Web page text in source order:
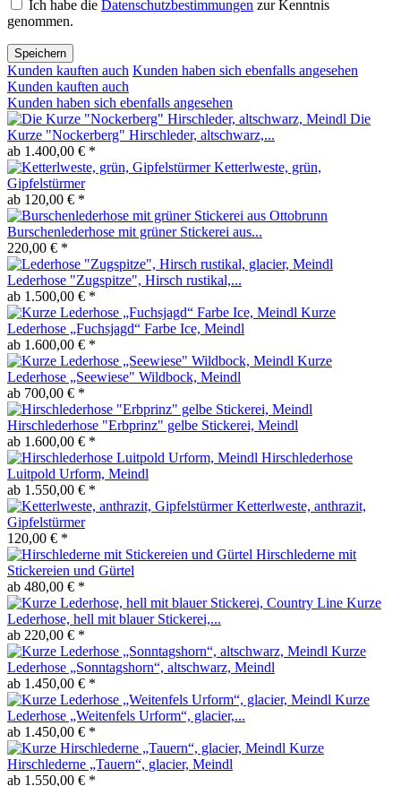
Ich habe die Datenschutzbestimmungen zur Kenntnis
genommen.
Speichern
Kunden kauften auch Kunden haben sich ebenfalls angesehen
Kunden kauften auch
Kunden haben sich ebenfalls angesehen
Die
Kurze "Nockerberg" Hirschleder, altschwarz,...
ab 1.400,00 € *
Ketterlweste, grün,
Gipfelstürmer
ab 120,00 € *
Burschenlederhose mit grüner Stickerei aus...
220,00 € *
Lederhose "Zugspitze", Hirsch rustikal,...
ab 1.500,00 € *
Kurze
Lederhose „Fuchsjagd“ Farbe Ice, Meindl
ab 1.600,00 € *
Kurze
Lederhose „Seewiese" Wildbock, Meindl
ab 700,00 € *
Hirschlederhose "Erbprinz" gelbe Stickerei, Meindl
ab 1.600,00 € *
Hirschlederhose
Luitpold Urform, Meindl
ab 1.550,00 € *
Ketterlweste, anthrazit,
Gipfelstürmer
120,00 € *
Hirschlederne mit
Stickereien und Gürtel
ab 480,00 € *
Kurze
Lederhose, hell mit blauer Stickerei,...
ab 220,00 € *
Kurze
Lederhose „Sonntagshorn“, altschwarz, Meindl
ab 1.450,00 € *
Kurze
Lederhose „Weitenfels Urform“, glacier,...
ab 1.450,00 € *
Kurze
Hirschlederne „Tauern“, glacier, Meindl
ab 1.550,00 € *